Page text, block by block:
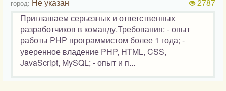
город:
Приглашаем серьезных и ответственных
разработчиков в команду.Требования: - опыт
работы PHP программистом более 1 года; -
уверенное владение PHP, HTML, CSS,
JavaScript, MySQL; - опыт и п...